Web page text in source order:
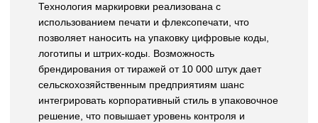
Технология маркировки реализована с
использованием печати и флексопечати, что
позволяет наносить на упаковку цифровые коды,
логотипы и штрих-коды. Возможность
брендирования от тиражей от 10 000 штук дает
сельскохозяйственным предприятиям шанс
интегрировать корпоративный стиль в упаковочное
решение, что повышает уровень контроля и